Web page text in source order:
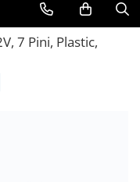
7 Pini, Plastic,